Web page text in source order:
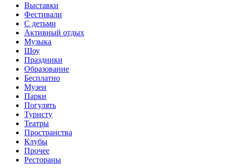
Выставки
Фестивали
С детьми
Активный отдых
Музыка
Шоу
Праздники
Образование
Бесплатно
Музеи
Парки
Погулять
Туристу
Театры
Пространства
Клубы
Прочее
Рестораны